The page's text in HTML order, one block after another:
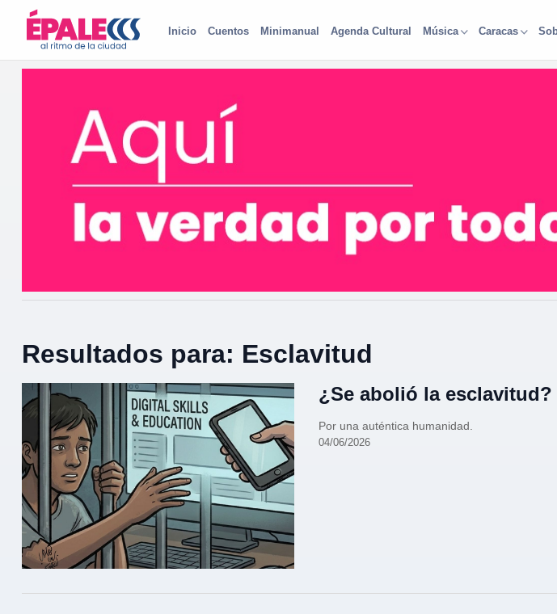
Inicio Cuentos Minimanual Agenda Cultural Música Caracas
Resultados para: Esclavitud
¿Se abolió la esclavitud?
Por una auténtica humanidad.
04/06/2026